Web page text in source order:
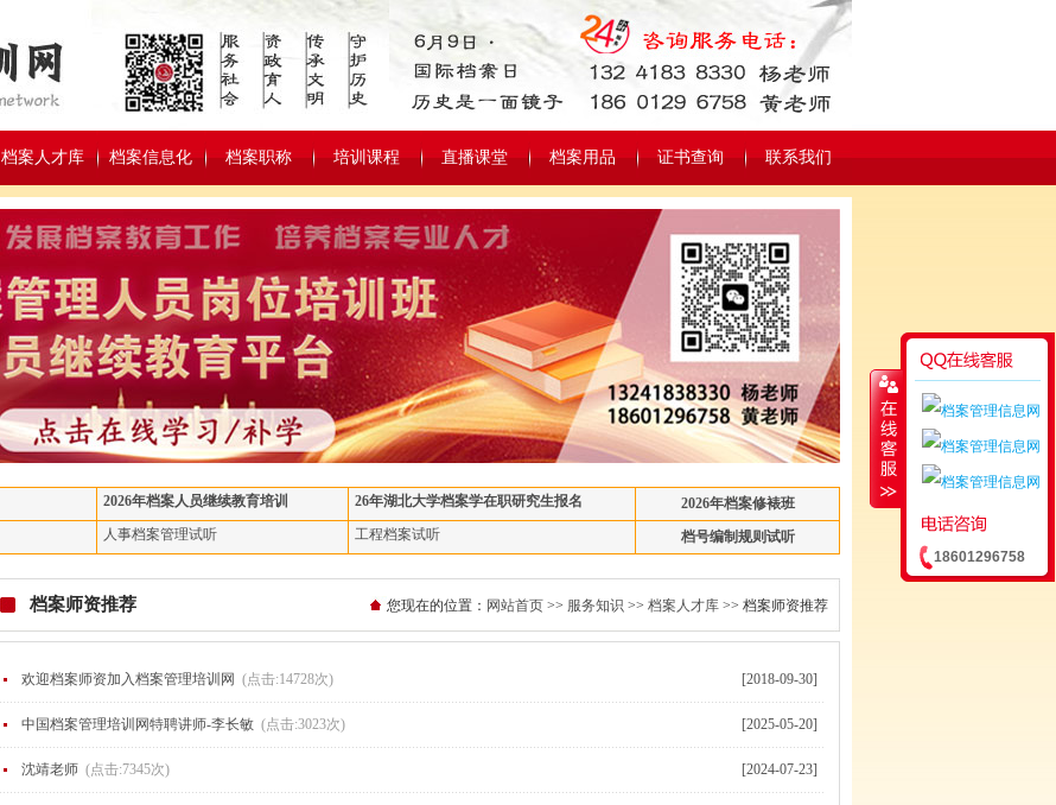
档案人才库 档案信息化 档案职称 培训课程 直播课堂 档案用品 证书查询 联系我们
2026年档案人员继续教育培训 26年湖北大学档案学在职研究生报名 2026年档案修裱班
人事档案管理试听 工程档案试听 档号编制规则试听
档案师资推荐 您现在的位置： 网站首页 >> 服务知识 >> 档案人才库 >> 档案师资推荐
欢迎档案师资加入档案管理培训网 (点击:14728次) [2018-09-30]
中国档案管理培训网特聘讲师-李长敏 (点击:3023次) [2025-05-20]
沈靖老师 (点击:7345次) [2024-07-23]
18601296758